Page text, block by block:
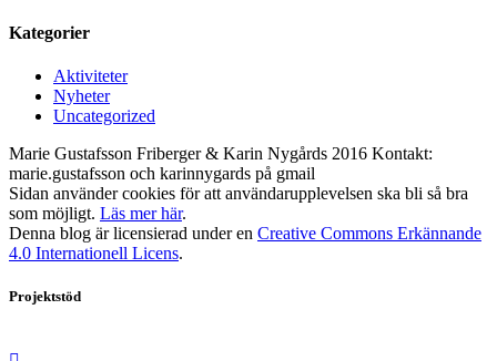
Kategorier
Aktiviteter
Nyheter
Uncategorized
Marie Gustafsson Friberger & Karin Nygårds 2016 Kontakt:
marie.gustafsson och karinnygards på gmail
Sidan använder cookies för att användarupplevelsen ska bli så bra
som möjligt. Läs mer här.
Denna blog är licensierad under en Creative Commons Erkännande
4.0 Internationell Licens.
Projektstöd